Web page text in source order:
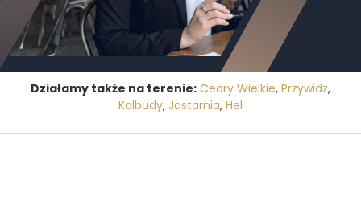
Działamy także na terenie: Cedry Wielkie, Przywidz,
Kolbudy, Jastarnia, Hel